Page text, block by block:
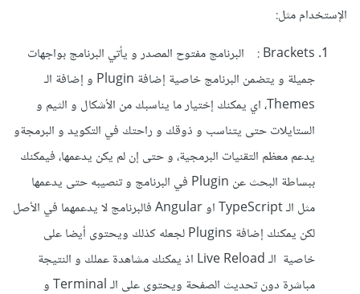
الإستخدام مثل:
Brackets : البرنامج مفتوح المصدر و يأتي البرنامج بواجهات
جميلة و يتضمن البرنامج خاصية إضافة Plugin و إضافة الـ
Themes، اي يمكنك إختيار ما يناسبك من الأشكال و الثيم و
الستايلات حتى يتناسب و ذوقك و راحتك في التكويد و البرمجةو
يدعم معظم التقنيات البرمجية، و حتى إن لم يكن يدعمها، فيمكنك
ببساطة البحث عن Plugin في البرنامج و تنصيبه حتى يدعمها
مثل الـ TypeScript او Angular فالبرنامج لا يدعمهما في الأصل
لكن يمكنك إضافة Plugins لجعله كذلك ويحتوى أيضا على
خاصية الـ Live Reload اذ يمكنك مشاهدة عملك و النتيجة
مباشرة دون تحديث الصفحة ويحتوى على الـ Terminal و